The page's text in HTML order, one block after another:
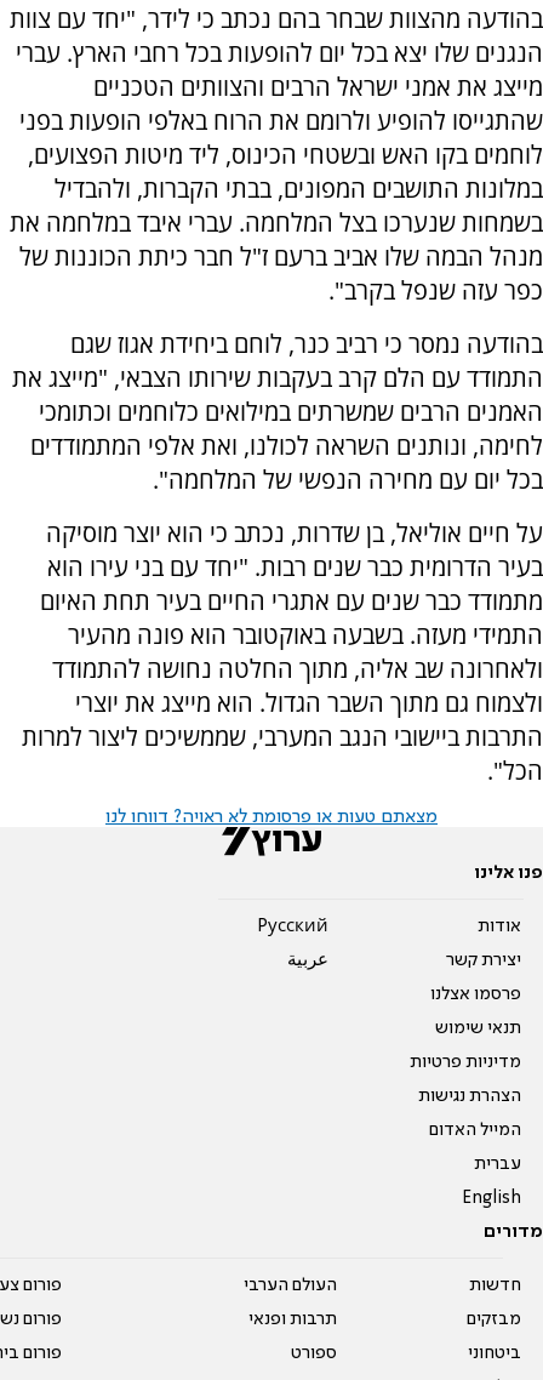
בהודעה מהצוות שבחר בהם נכתב כי לידר, "יחד עם צוות
הנגנים שלו יצא בכל יום להופעות בכל רחבי הארץ. עברי
מייצג את אמני ישראל הרבים והצוותים הטכניים
שהתגייסו להופיע ולרומם את הרוח באלפי הופעות בפני
לוחמים בקו האש ובשטחי הכינוס, ליד מיטות הפצועים,
במלונות התושבים המפונים, בבתי הקברות, ולהבדיל
בשמחות שנערכו בצל המלחמה. עברי איבד במלחמה את
מנהל הבמה שלו אביב ברעם ז"ל חבר כיתת הכוננות של
כפר עזה שנפל בקרב".
בהודעה נמסר כי רביב כנר, לוחם ביחידת אגוז שגם
התמודד עם הלם קרב בעקבות שירותו הצבאי, "מייצג את
האמנים הרבים שמשרתים במילואים כלוחמים וכתומכי
לחימה, ונותנים השראה לכולנו, ואת אלפי המתמודדים
בכל יום עם מחירה הנפשי של המלחמה".
על חיים אוליאל, בן שדרות, נכתב כי הוא יוצר מוסיקה
בעיר הדרומית כבר שנים רבות. "יחד עם בני עירו הוא
מתמודד כבר שנים עם אתגרי החיים בעיר תחת האיום
התמידי מעזה. בשבעה באוקטובר הוא פונה מהעיר
ולאחרונה שב אליה, מתוך החלטה נחושה להתמודד
ולצמוח גם מתוך השבר הגדול. הוא מייצג את יוצרי
התרבות ביישובי הנגב המערבי, שממשיכים ליצור למרות
הכל".
מצאתם טעות או פרסומת לא ראויה? דווחו לנו
פנו אלינו
אודות
יצירת קשר
פרסמו אצלנו
תנאי שימוש
מדיניות פרטיות
הצהרת נגישות
המייל האדום
עברית
English
Pусский
عربية
מדורים
חדשות
מבזקים
ביטחוני
העולם הערבי
תרבות ופנאי
ספורט
פורום
פורום
פורום